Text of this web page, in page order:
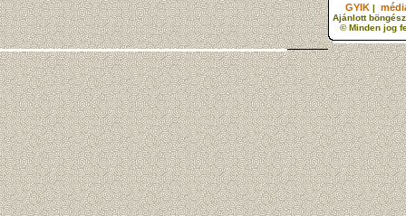
GYIK |
Ajánlott
© Minden jog